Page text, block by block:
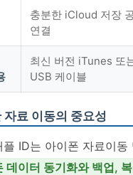
충분한 iCloud 저장
연결
최신 버전 iTunes 또
USB 케이블
자료 이동의 중요성
ID는 아이폰 자료이동
데이터 동기화와 백업,